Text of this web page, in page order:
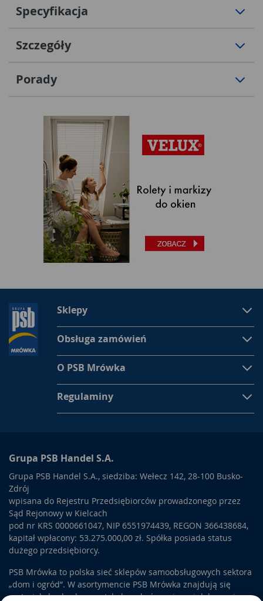
Specyfikacja
Szczegóły
Porady
Sklepy
Obsługa zamówień
O PSB Mrówka
Regulaminy
Grupa PSB Handel S.A.
Grupa PSB Handel S.A., siedziba: Wełecz 142, 28-100 Busko-
Zdrój
wpisana do Rejestru Przedsiębiorców prowadzonego przez
Sąd Rejonowy w Kielcach
pod nr KRS 0000661047, NIP 6551974439, REGON 366438684,
kapitał wpłacony: 53.275.000,00 zł. Spółka posiada status
dużego przedsiębiorcy.
PSB Mrówka to polska sieć sklepów samoobsługowych sektora
„dom i ogród”. W asortymencie PSB Mrówka znajdują się
materiały budowlane, artykuły wykończeniowe i dekoracyjne,